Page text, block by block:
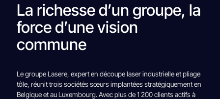
La richesse d’un groupe, la
force d’une vision
commune
Le groupe Lasere, expert en découpe laser industrielle et pliage
tôle, réunit trois sociétés sœurs implantées stratégiquement en
Belgique et au Luxembourg. Avec plus de 1 200 clients actifs à